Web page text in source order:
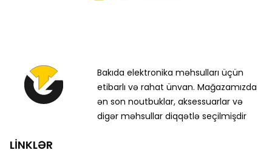
Bakıda elektronika məhsulları üçün
etibarlı və rahat ünvan. Mağazamızda
ən son noutbuklar, aksessuarlar və
digər məhsullar diqqətlə seçilmişdir
LİNKLƏR